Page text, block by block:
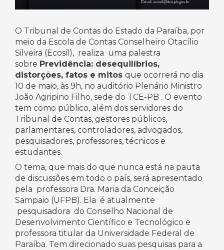
O Tribunal de Contas do Estado da Paraíba, por
meio da Escola de Contas Conselheiro Otacílio
Silveira (Ecosil), realiza uma palestra
sobre Previdência: desequilíbrios,
distorções, fatos e mitos que ocorrerá no dia
10 de maio, às 9h, no auditório Plenário Ministro
João Agripino Filho, sede do TCE-PB . O evento
tem como público, além dos servidores do
Tribunal de Contas, gestores públicos,
parlamentares, controladores, advogados,
pesquisadores, professores, técnicos e
estudantes.
O tema, que mais do que nunca está na pauta
de discussões em todo o país, será apresentado
pela professora Dra. Maria da Conceição
Sampaio (UFPB). Ela é atualmente
pesquisadora do Conselho Nacional de
Desenvolvimento Científico e Tecnológico e
professora titular da Universidade Federal de
Paraíba. Tem direcionado suas pesquisas para a